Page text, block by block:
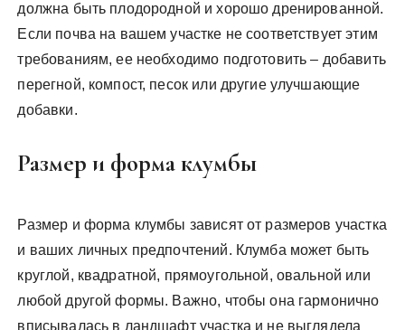
должна быть плодородной и хорошо дренированной.
Если почва на вашем участке не соответствует этим
требованиям, ее необходимо подготовить – добавить
перегной, компост, песок или другие улучшающие
добавки.
Размер и форма клумбы
Размер и форма клумбы зависят от размеров участка
и ваших личных предпочтений. Клумба может быть
круглой, квадратной, прямоугольной, овальной или
любой другой формы. Важно, чтобы она гармонично
вписывалась в ландшафт участка и не выглядела